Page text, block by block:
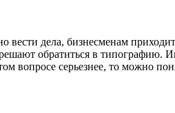
вести дела, бизнесменам
обратиться в типографию.
вопросе серьезнее, то можно